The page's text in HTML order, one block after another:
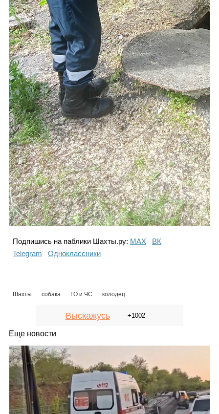
Подпишись на паблики Шахты.ру: МАХ
ВК
Telegram
Одноклассники
Шахты собака ГО и ЧС колодец
Выскажусь +1002
Еще новости